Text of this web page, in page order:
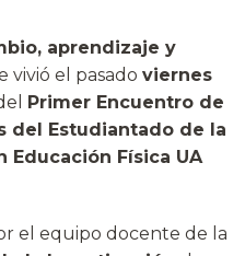
aprendizaje y
vivió el pasado viernes
Primer Encuentro de
del Estudiantado de la
Educación Física UA
el equipo docente de la